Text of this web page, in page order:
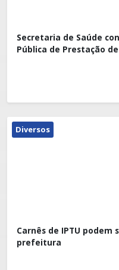
Secretaria de Saúde
Pública de Prestação
Diversos
Carnês de IPTU
prefeitura